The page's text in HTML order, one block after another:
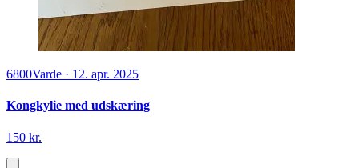
6800Varde · 12. apr. 2025
Kongkylie med udskæring
150 kr.